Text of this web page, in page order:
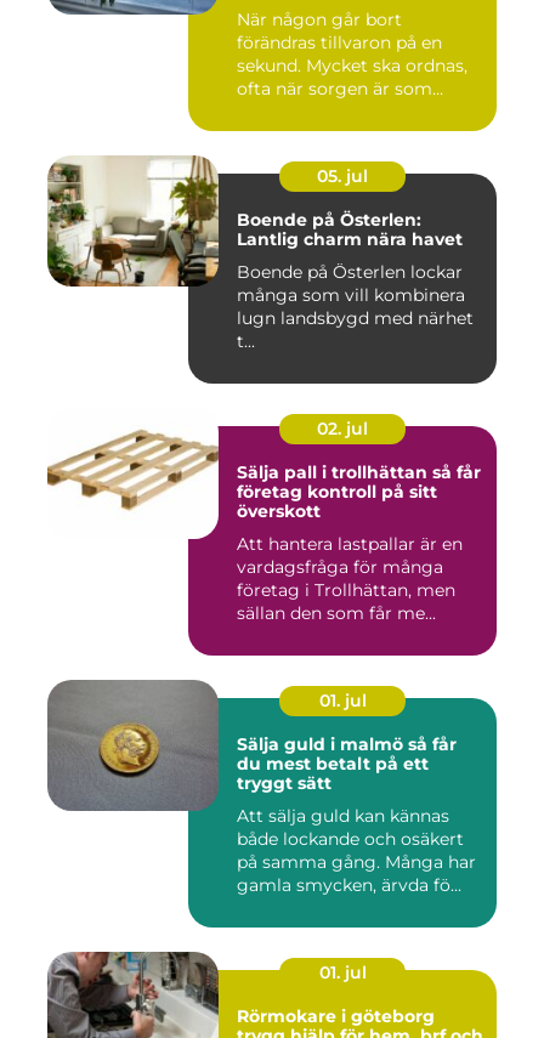
När någon går bort
förändras tillvaron på en
sekund. Mycket ska ordnas,
ofta när sorgen är som
05. jul
Boende på Österlen:
Lantlig charm nära havet
Boende på Österlen lockar
många som vill kombinera
lugn landsbygd med närhet
t...
02. jul
Sälja pall i trollhättan så får
företag kontroll på sitt
överskott
Att hantera lastpallar är en
vardagsfråga för många
företag i Trollhättan, men
sällan den som får me...
01. jul
Sälja guld i malmö så får
du mest betalt på ett
tryggt sätt
Att sälja guld kan kännas
både lockande och osäkert
på samma gång. Många har
gamla smycken, ärvda fö...
01. jul
Rörmokare i göteborg